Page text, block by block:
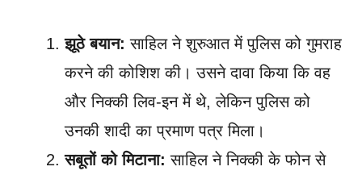
झूठे बयान: साहिल ने शुरुआत में पुलिस को गुमराह
करने की कोशिश की। उसने दावा किया कि वह
और निक्की लिव-इन में थे, लेकिन पुलिस को
उनकी शादी का प्रमाण पत्र मिला।
सबूतों को मिटाना: साहिल ने निक्की के फोन से